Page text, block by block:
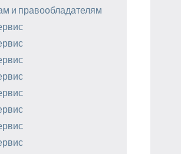
и правообладателям